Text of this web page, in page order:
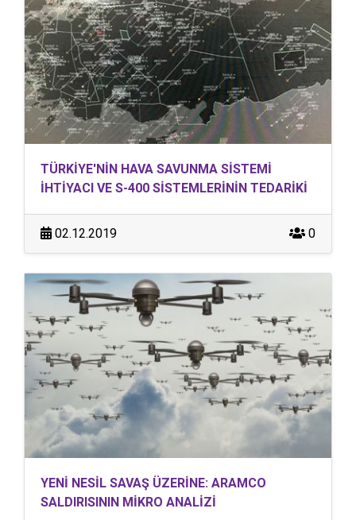
TÜRKİYE'NİN HAVA SAVUNMA SİSTEMİ
İHTİYACI VE S-400 SİSTEMLERİNİN TEDARİKİ
02.12.2019 0
YENİ NESİL SAVAŞ ÜZERİNE: ARAMCO
SALDIRISININ MİKRO ANALİZİ